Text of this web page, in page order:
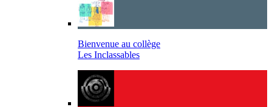
Bienvenue au collège
Les Inclassables